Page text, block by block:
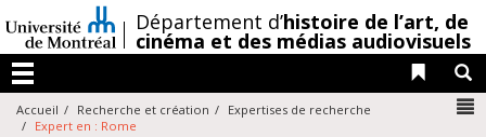
au
contenu
/Département d’histoire de l’art, de
cinéma et des médias audiovisuels
Menu
Liens
Accueil Recherche et création
Expertises de recherche
Expert en : Rome